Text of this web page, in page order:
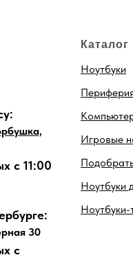
с 11:00
30
с
Каталог
Ноутбуки
Игровые
Ноутбуки